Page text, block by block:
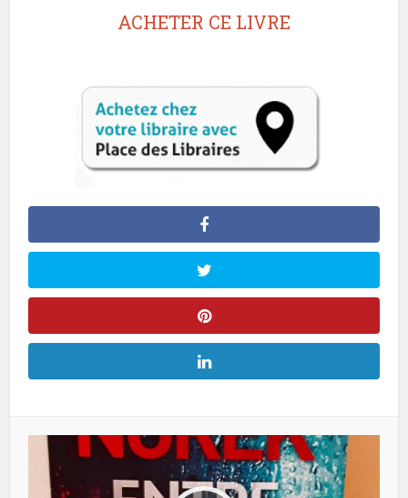
ACHETER CE LIVRE